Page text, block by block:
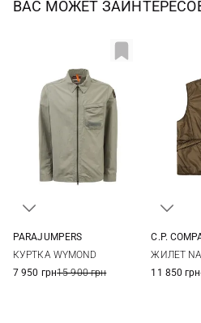
ВАС МОЖЕТ
PARAJUMPERS
КУРТКА WYMOND
7 950 грн15 900 грн
C.P.
ЖИЛЕТ
11 850 грн